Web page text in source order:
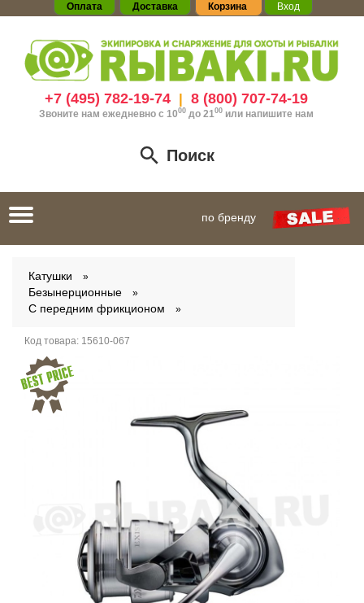
Оплата Доставка Корзина Вход
+7 (495) 782-19-74| 8 (800) 707-74-19
Звоните нам ежедневно с 1000до 21 00 или напишите нам
Поиск
Toggle
navigation
по бренду
Катушки
Безынерционные
С передним фрикционом
Код товара: 15610-067